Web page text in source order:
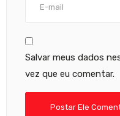
Salvar meus dados
vez que eu comentar.